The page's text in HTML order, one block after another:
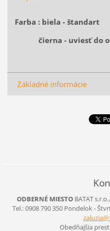
Farba : biela - štandart
čierna - uviesť do
Základné informácie
ODBERNÉ MIESTO BATAT
Tel.: 0908 790 350 Pondelok -
zaluzia@
Obedňajšia